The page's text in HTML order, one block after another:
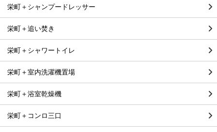
栄町＋シャンプードレッサー
栄町＋追い焚き
栄町＋シャワートイレ
栄町＋室内洗濯機置場
栄町＋浴室乾燥機
栄町＋コンロ三口